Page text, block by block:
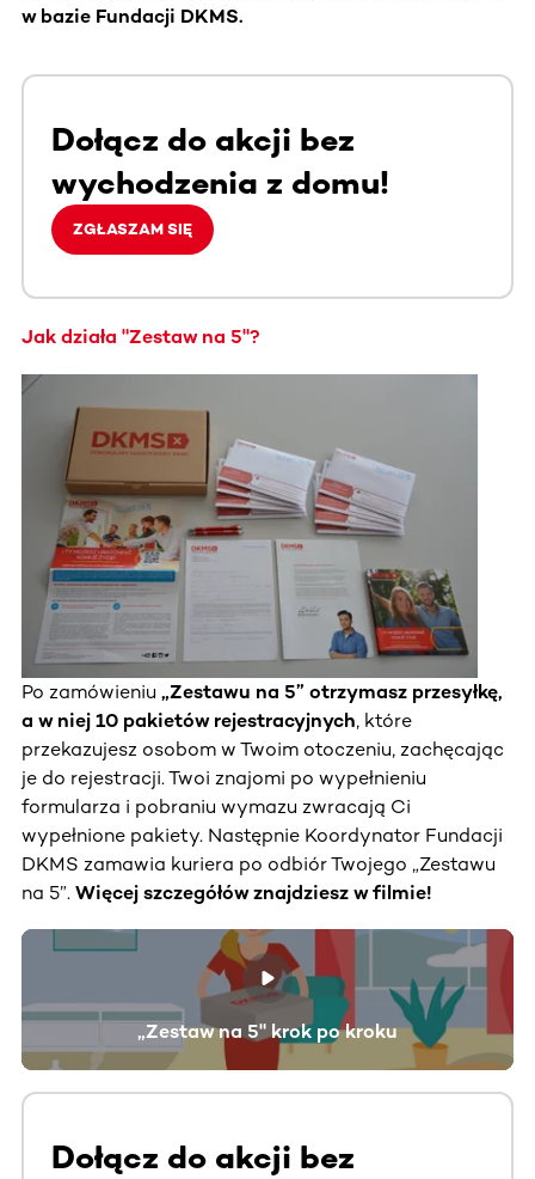
w bazie Fundacji DKMS.
Dołącz do akcji bez
wychodzenia z domu!
ZGŁASZAM SIĘ
Jak działa "Zestaw na 5"?
Po zamówieniu „Zestawu na 5” otrzymasz przesyłkę,
a w niej 10 pakietów rejestracyjnych, które
przekazujesz osobom w Twoim otoczeniu, zachęcając
je do rejestracji. Twoi znajomi po wypełnieniu
formularza i pobraniu wymazu zwracają Ci
wypełnione pakiety. Następnie Koordynator Fundacji
DKMS zamawia kuriera po odbiór Twojego „Zestawu
na 5”. Więcej szczegółów znajdziesz w filmie!
„Zestaw na 5" krok po kroku
Dołącz do akcji bez